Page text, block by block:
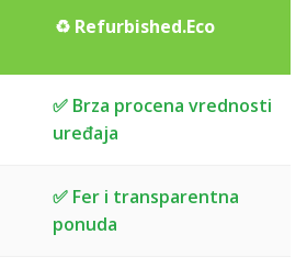
♻️ Refurbished.Eco
✅ Brza procena vrednosti
uređaja
✅ Fer i transparentna
ponuda